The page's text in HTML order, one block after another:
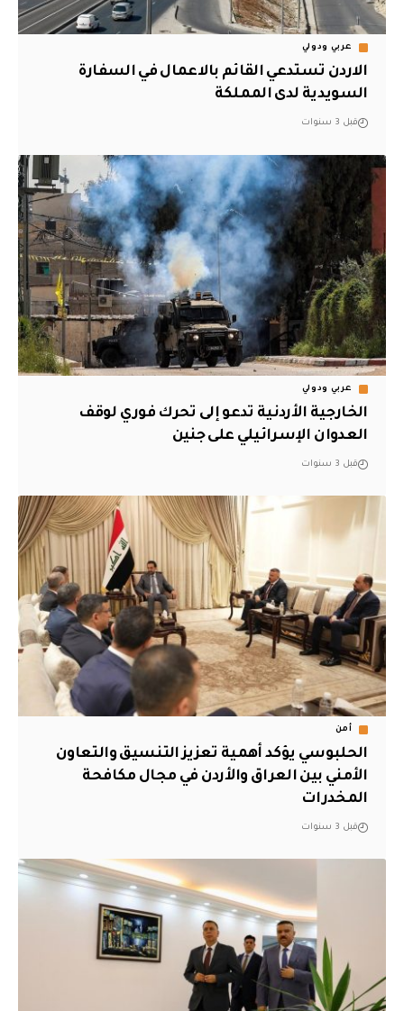
عربي ودولي
الاردن تستدعي القائم بالاعمال في السفارة
السويدية لدى المملكة
قبل 3 سنوات
عربي ودولي
الخارجية الأردنية تدعو إلى تحرك فوري لوقف
العدوان الإسرائيلي على جنين
قبل 3 سنوات
الحلبوسي يؤكد أهمية تعزيز التنسيق والتعاون
الأمني بين العراق والأردن في مجال مكافحة
المخدرات
قبل 3 سنوات